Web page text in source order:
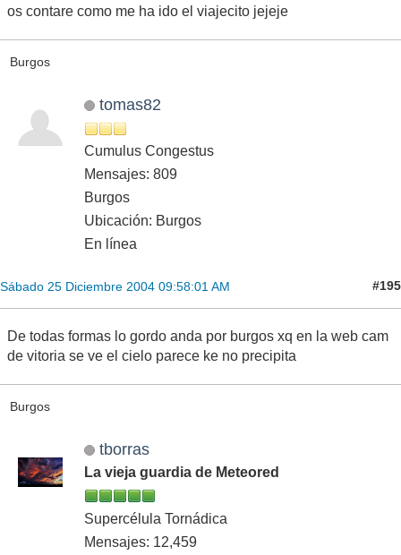
os contare como me ha ido el viajecito jejeje
Burgos
tomas82
Cumulus Congestus
Mensajes: 809
Burgos
Ubicación: Burgos
En línea
Sábado 25 Diciembre 2004 09:58:01 AM #195
De todas formas lo gordo anda por burgos xq en la web cam
de vitoria se ve el cielo parece ke no precipita
Burgos
tborras
La vieja guardia de Meteored
Supercélula Tornádica
Mensajes: 12,459